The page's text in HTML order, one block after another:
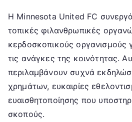
Η Minnesota United FC
τοπικές φιλανθρωπικές
κερδοσκοπικούς οργανισμούς
τις ανάγκες της κοινότητας.
περιλαμβάνουν συχνά
χρημάτων, ευκαιρίες
ευαισθητοποίησης που
σκοπούς.